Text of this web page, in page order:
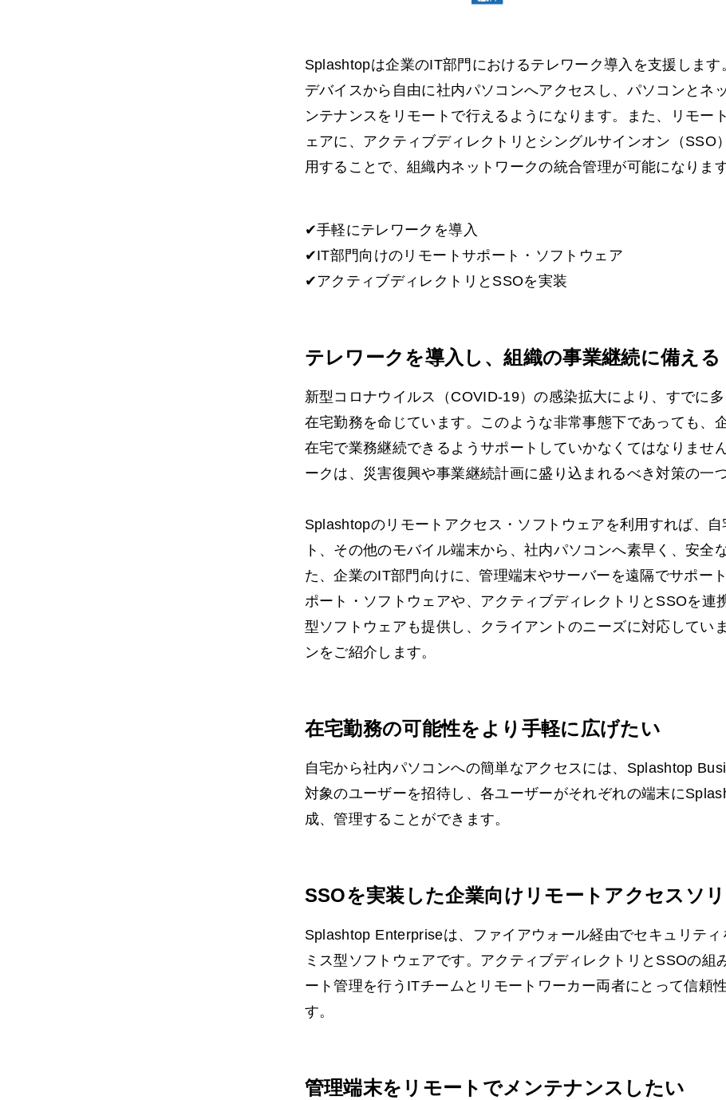
Splashtopは企業のIT部門におけるテレワーク導入を支援しま
デバイスから自由に社内パソコンへアクセスし、パソコンとネ
ンテナンスをリモートで行えるようになります。また、リモー
ェアに、アクティブディレクトリとシングルサインオン（SSO
用することで、組織内ネットワークの統合管理が可能になります
✔手軽にテレワークを導入
✔IT部門向けのリモートサポート・ソフトウェア
✔アクティブディレクトリとSSOを実装
テレワークを導入し、組織の事業継続に備える
新型コロナウイルス（COVID-19）の感染拡大により、すでに
在宅勤務を命じています。このような非常事態下であっても、
在宅で業務継続できるようサポートしていかなくてはなりませ
ークは、災害復興や事業継続計画に盛り込まれるべき対策の一
Splashtopのリモートアクセス・ソフトウェアを利用すれば、
ト、その他のモバイル端末から、社内パソコンへ素早く、安全
た、企業のIT部門向けに、管理端末やサーバーを遠隔でサポー
ポート・ソフトウェアや、アクティブディレクトリとSSOを連
型ソフトウェアも提供し、クライアントのニーズに対応してい
ンをご紹介します。
在宅勤務の可能性をより手軽に広げたい
自宅から社内パソコンへの簡単なアクセスには、Splashtop
対象のユーザーを招待し、各ユーザーがそれぞれの端末に
成、管理することができます。
SSOを実装した企業向けリモートアクセスソ
Splashtop Enterpriseは、ファイアウォール経由でセキュリティ
ミス型ソフトウェアです。アクティブディレクトリとSSOの組
ート管理を行うITチームとリモートワーカー両者にとって信頼
す。
管理端末をリモートでメンテナンスしたい